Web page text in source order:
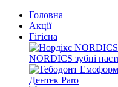
Головна
Акції
Гігієна
NORDICS зубні
Дентек Paro